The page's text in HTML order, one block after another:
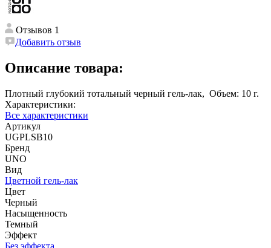
Отзывов 1
Добавить отзыв
Описание товара:
Плотный глубокий тотальный черный гель-лак, Объем: 10 г.
Характеристики:
Все характеристики
Артикул
UGPLSB10
Бренд
UNO
Вид
Цветной гель-лак
Цвет
Черный
Насыщенность
Темный
Эффект
Без эффекта